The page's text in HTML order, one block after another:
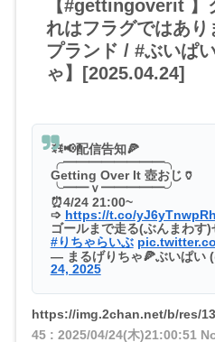
【#gettingoverit 】
れはフラグではあり
プランド / #ぶいぱ
ゃ】[2025.04.24]
ꉂꉂ📢配信告知🍕
╭━━━━━━━━╮
Getting Over It 壺おじ🏺
╰━━ｖ━━━━━╯
⏰4/24 21:00~
➩ https://t.co/yJ6yTnwpRh
ゴールまで走る(ぶんまわす)
#りちゃらいぶ
— まるげりちゃ🍕ぶいぱい
24, 2025
https://img.2chan.net/b/res/
45: 2025/04/24(木)21:00:51